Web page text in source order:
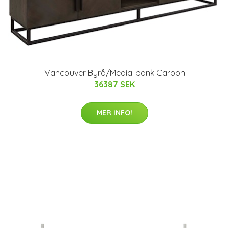
Vancouver Byrå/Media-bänk Carbon
36387 SEK
MER INFO!